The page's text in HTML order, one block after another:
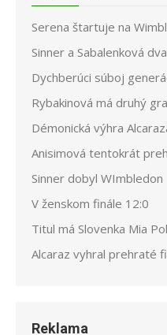
Serena štartuje na
Sinner a Sabalenková
Dychberúci súboj
Rybakinová má druhý
Démonická výhra
Anisimová tentokrát
Sinner dobyl WImbledon
V ženskom finále 12:0
Titul má Slovenka Mia
Alcaraz vyhral prehraté
Reklama